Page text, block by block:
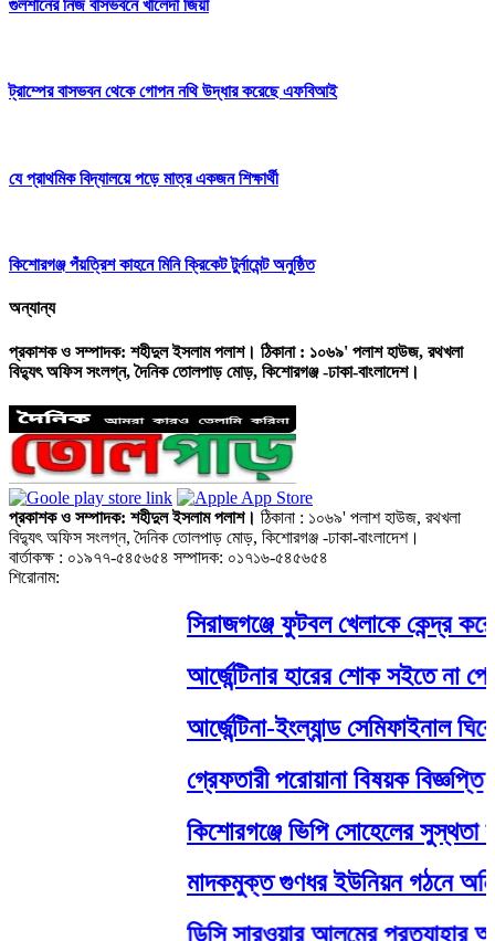
গুলশানের নিজ বাসভবনে খালেদা জিয়া
ট্রাম্পের বাসভবন থেকে গোপন নথি উদ্ধার করেছে এফবিআই
যে প্রাথমিক বিদ্যালয়ে পড়ে মাত্র একজন শিক্ষার্থী
কিশোরগঞ্জ পঁয়ত্রিশ কাহনে মিনি ক্রিকেট টুর্নামেন্ট অনুষ্ঠিত
অন্যান্য
প্রকাশক ও সম্পাদক: শহীদুল ইসলাম পলাশ। ঠিকানা : ১০৬৯' পলাশ হাউজ, রথখলা
বিদ্যুৎ অফিস সংলগ্ন, দৈনিক তোলপাড় মোড়, কিশোরগঞ্জ -ঢাকা-বাংলাদেশ।
প্রকাশক ও সম্পাদক: শহীদুল ইসলাম পলাশ। ঠিকানা : ১০৬৯' পলাশ হাউজ, রথখলা
বিদ্যুৎ অফিস সংলগ্ন, দৈনিক তোলপাড় মোড়, কিশোরগঞ্জ -ঢাকা-বাংলাদেশ।
বার্তাকক্ষ : ০১৯৭৭-৫৪৫৬৫৪ সম্পাদক: ০১৭১৬-৫৪৫৬৫৪
শিরোনাম:
সিরাজগঞ্জে ফুটবল খেলাকে কেন্দ্র
আর্জেন্টিনার হারের শোক সইতে না
আর্জেন্টিনা-ইংল্যান্ড সেমিফাইনাল
গ্রেফতারী পরোয়ানা বিষয়ক বিজ্ঞপ্তি
কিশোরগঞ্জে ভিপি সোহেলের সুস্থতা
মাদকমুক্ত গুণধর ইউনিয়ন গঠনে
ডিসি সারওয়ার আলমের প্রত্যাহার